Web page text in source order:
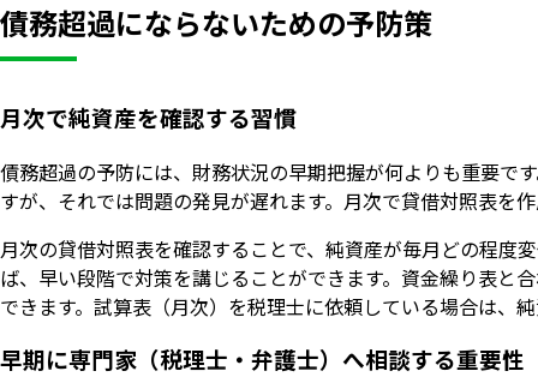
債務超過にならないための予防策
月次で純資産を確認する習慣
債務超過の予防には、財務状況の早期把握が何よりも重要で
すが、それでは問題の発見が遅れます。月次で貸借対照表を
月次の貸借対照表を確認することで、純資産が毎月どの程度
ば、早い段階で対策を講じることができます。資金繰り表と
できます。試算表（月次）を税理士に依頼している場合は、
早期に専門家（税理士・弁護士）へ相談する重要性